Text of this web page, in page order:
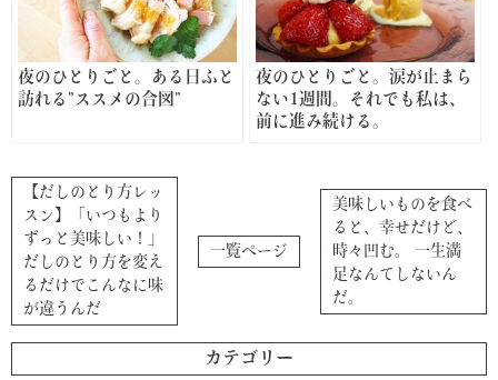
夜のひとりごと。ある日ふと
訪れる”ススメの合図”
夜のひとりごと。涙が止まら
ない1週間。それでも私は、
前に進み続ける。
【だしのとり方レッ
スン】「いつもより
ずっと美味しい！」
だしのとり方を変え
るだけでこんなに味
が違うんだ
一覧ページ
美味しいものを食べ
ると、幸せだけど、
時々凹む。 一生満
足なんてしないん
だ。
カテゴリー